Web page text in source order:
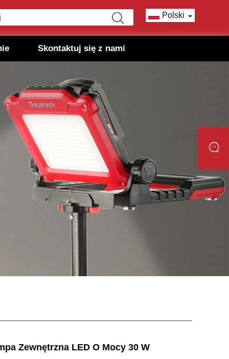
Polski
Skontaktuj się z nami
Zewnętrzna LED O Mocy 30 W